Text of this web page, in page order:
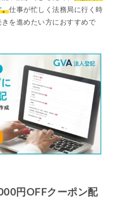
。仕事が忙しく法務局に行く時
を進めたい方におすすめで
円OFFクーポン配